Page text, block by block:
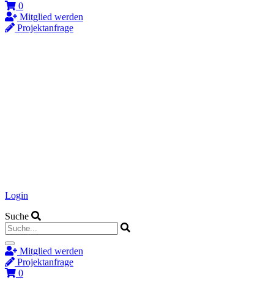
0
Mitglied werden
Projektanfrage
Login
Suche
Mitglied werden
Projektanfrage
0